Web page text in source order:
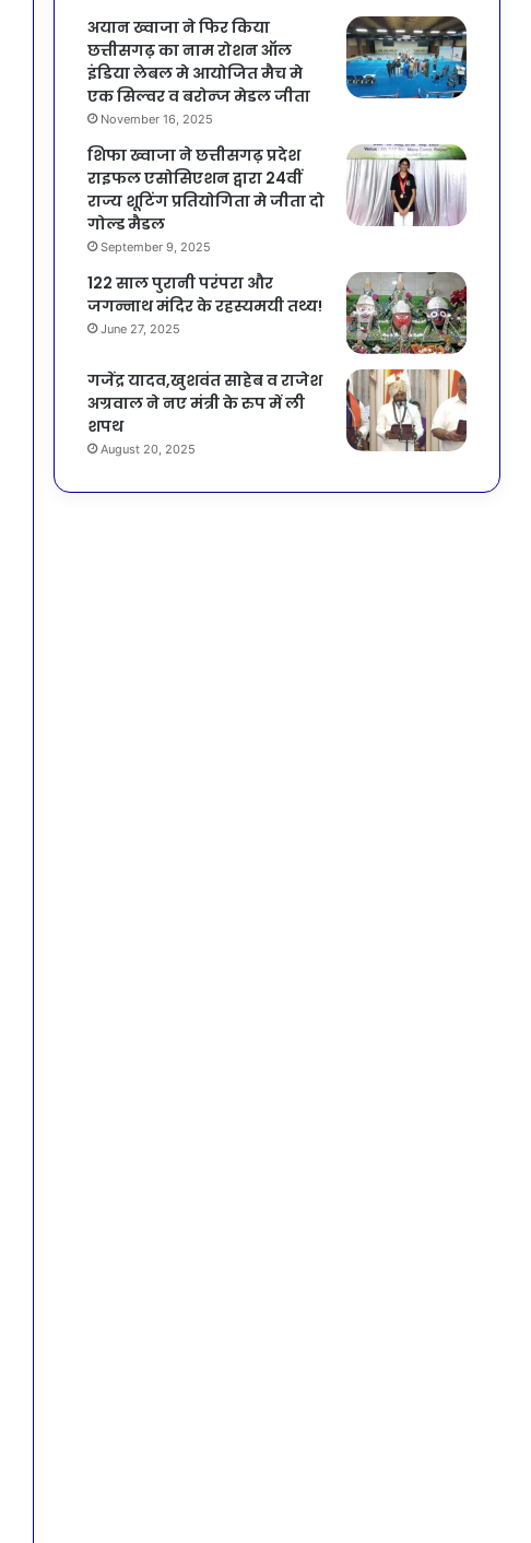
अयान ख्वाजा ने फिर किया
छत्तीसगढ़ का नाम रोशन ऑल
इंडिया लेबल मे आयोजित मैच मे
एक सिल्वर व बरोन्ज मेडल जीता
November 16, 2025
शिफा ख्वाजा ने छत्तीसगढ़ प्रदेश
राइफल एसोसिएशन द्वारा 24वीं
राज्य शूटिंग प्रतियोगिता मे जीता दो
गोल्ड मैडल
September 9, 2025
122 साल पुरानी परंपरा और
जगन्नाथ मंदिर के रहस्यमयी तथ्य!
June 27, 2025
गजेंद्र यादव,खुशवंत साहेब व राजेश
अग्रवाल ने नए मंत्री के रुप में ली
शपथ
August 20, 2025